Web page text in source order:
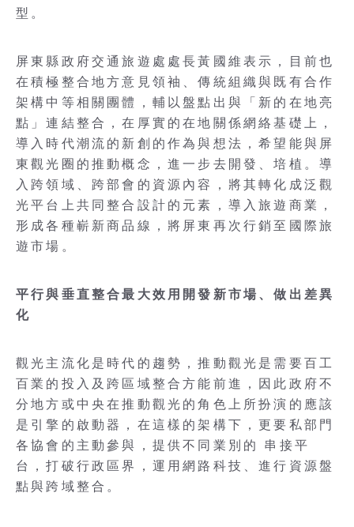
型。
屏東縣政府交通旅遊處處長黃國維表示，目前也
在積極整合地方意見領袖、傳統組織與既有合作
架構中等相關團體，輔以盤點出與「新的在地亮
點」連結整合，在厚實的在地關係網絡基礎上，
導入時代潮流的新創的作為與想法，希望能與屏
東觀光圈的推動概念，進一步去開發、培植。導
入跨領域、跨部會的資源內容，將其轉化成泛觀
光平台上共同整合設計的元素，導入旅遊商業，
形成各種嶄新商品線，將屏東再次行銷至國際旅
遊市場。
平行與垂直整合最大效用開發新市場、做出差異
化
觀光主流化是時代的趨勢，推動觀光是需要百工
百業的投入及跨區域整合方能前進，因此政府不
分地方或中央在推動觀光的角色上所扮演的應該
是引擎的啟動器，在這樣的架構下，更要私部門
各協會的主動參與，提供不同業別的 串接平
台，打破行政區界，運用網路科技、進行資源盤
點與跨域整合。